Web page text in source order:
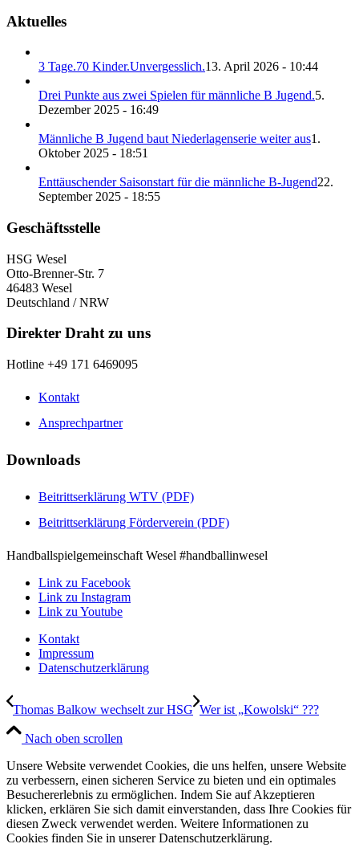
Aktuelles
3 Tage.70 Kinder.Unvergesslich.13. April 2026 - 10:44
Drei Punkte aus zwei Spielen für männliche B Jugend.5.
Dezember 2025 - 16:49
Männliche B Jugend baut Niederlagenserie weiter aus1.
Oktober 2025 - 18:51
Enttäuschender Saisonstart für die männliche B-Jugend22.
September 2025 - 18:55
Geschäftsstelle
HSG Wesel
Otto-Brenner-Str. 7
46483 Wesel
Deutschland / NRW
Direkter Draht zu uns
Hotline +49 171 6469095
Kontakt
Ansprechpartner
Downloads
Beitrittserklärung WTV (PDF)
Beitrittserklärung Förderverein (PDF)
Handballspielgemeinschaft Wesel #handballinwesel
Link zu Facebook
Link zu Instagram
Link zu Youtube
Kontakt
Impressum
Datenschutzerklärung
Thomas Balkow wechselt zur HSG Wer ist „Kowolski“ ???
Nach oben scrollen
Unsere Website verwendet Cookies, die uns helfen, unsere Website
zu verbessern, einen sicheren Service zu bieten und ein optimales
Besuchererlebnis zu ermöglichen. Indem Sie auf Akzeptieren
klicken, erklären Sie sich damit einverstanden, dass Ihre Cookies für
diesen Zweck verwendet werden. Weitere Informationen zu
Cookies finden Sie in unserer Datenschutzerklärung.